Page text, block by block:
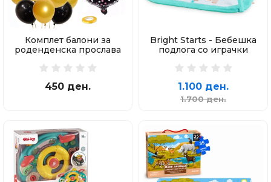
Комплет балони за
роденденска прослава
450 ден.
Bright Starts - Бебешка
подлога со играчки
1.100 ден.
1.700 ден.